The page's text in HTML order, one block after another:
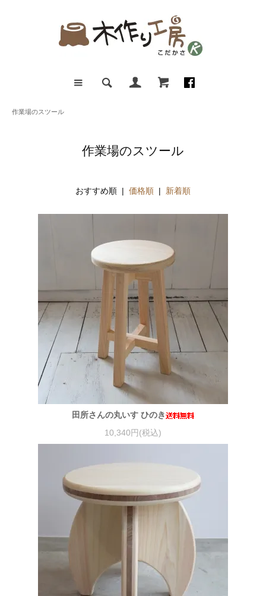
作業場のスツール
作業場のスツール
おすすめ順 | 価格順 | 新着順
田所さんの丸いす ひのき
10,340円(税込)